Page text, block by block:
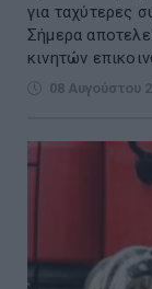
για ταχύτερες
Σήμερα
κινητών
08 Αυγούστου